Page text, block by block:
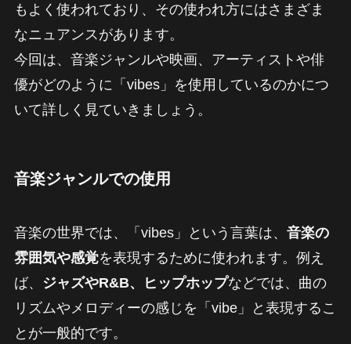
もよく使われており、その使われ方にはさまざま
なニュアンスがあります。
今回は、音楽ジャンルや映画、アーティストや俳
優がどのように「vibes」を使用しているのかにつ
いて詳しく見ていきましょう。
音楽ジャンルでの使用
音楽の世界では、「vibes」という言葉は、 音楽の
雰囲気や感覚を表現するために使われます。例え
ば、
ジャズやR&B、ヒップホップなどでは、曲の
リズムやメロディーの感じを「vibe」と表現するこ
とが一般的です。